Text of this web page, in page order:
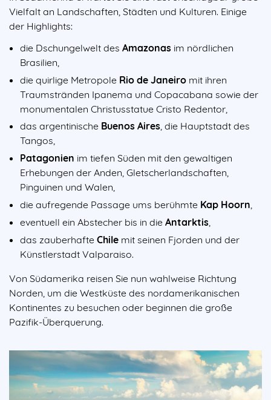
Vielfalt an Landschaften, Städten und Kulturen. Einige
der Highlights:
die Dschungelwelt des Amazonas im nördlichen
Brasilien,
die quirlige Metropole Rio de Janeiro mit ihren
Traumstränden Ipanema und Copacabana sowie der
monumentalen Christusstatue Cristo Redentor,
das argentinische Buenos Aires, die Hauptstadt des
Tangos,
Patagonien im tiefen Süden mit den gewaltigen
Erhebungen der Anden, Gletscherlandschaften,
Pinguinen und Walen,
die aufregende Passage ums berühmte Kap Hoorn,
eventuell ein Abstecher bis in die Antarktis
das zauberhafte Chile mit seinen Fjorden und der
Künstlerstadt Valparaiso.
Von Südamerika reisen Sie nun wahlweise Richtung
Norden, um die Westküste des nordamerikanischen
Kontinentes zu besuchen oder beginnen die große
Pazifik-Überquerung.
Image